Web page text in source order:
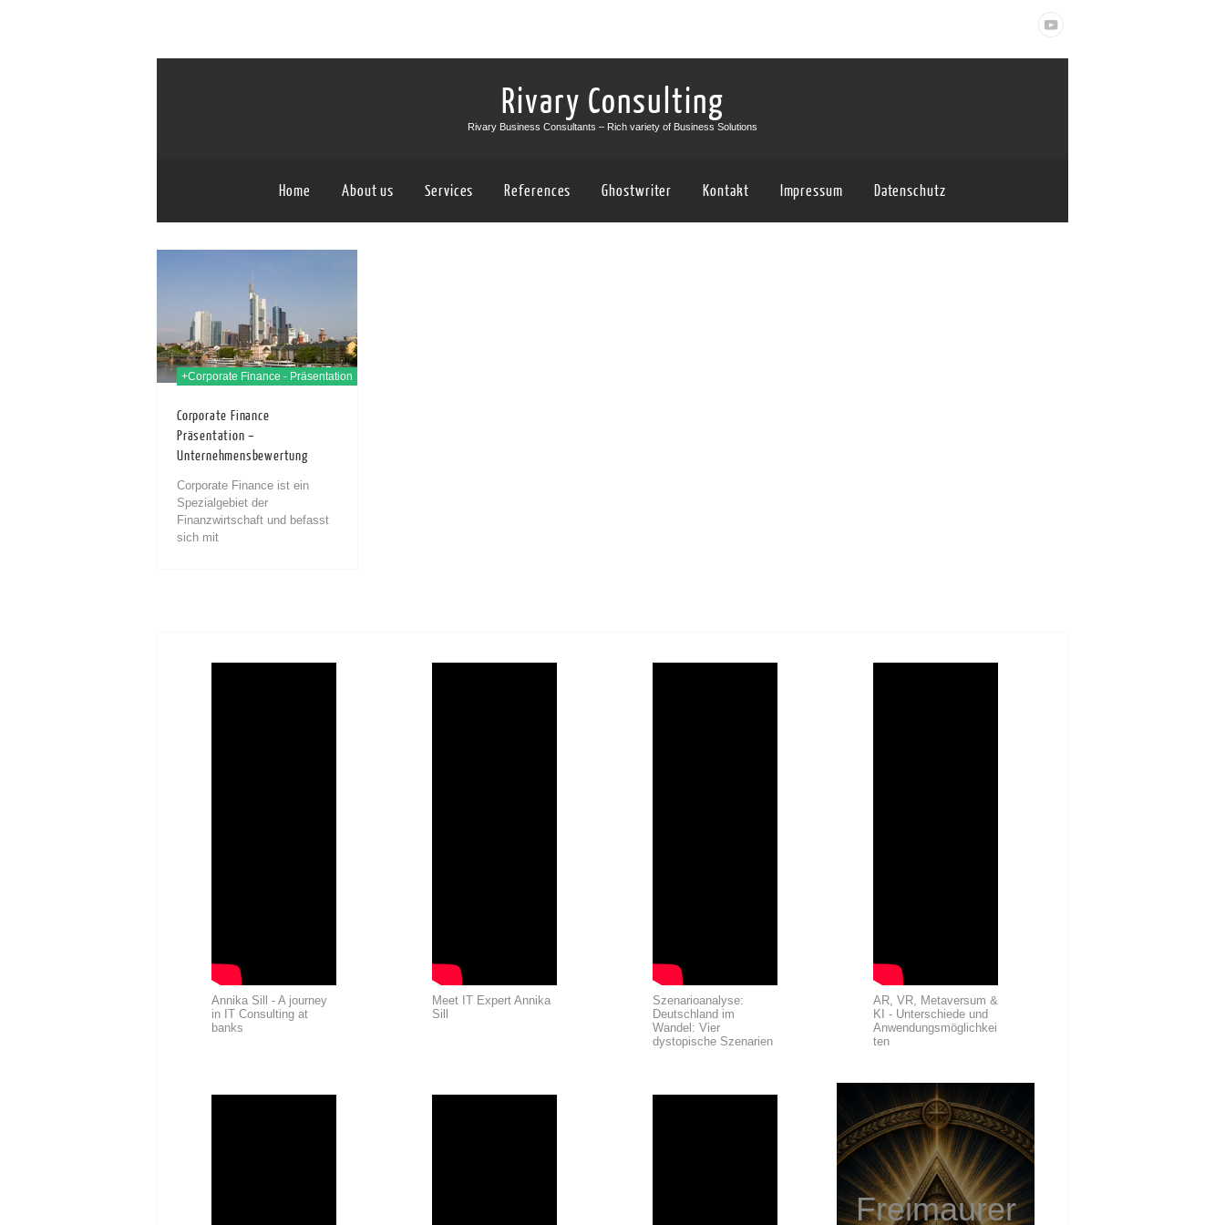
Rivary Consulting
Rivary Business Consultants – Rich variety of Business Solutions
Home About us Services References Ghostwriter Kontakt Impressum Datenschutz
+Corporate Finance - Präsentation
Corporate Finance
Präsentation –
Unternehmensbewertung
Corporate Finance ist ein
Spezialgebiet der
Finanzwirtschaft und befasst
sich mit
Annika Sill - A journey
in IT Consulting at
banks
Meet IT Expert Annika
Sill
Szenarioanalyse:
Deutschland im
Wandel: Vier
dystopische Szenarien
AR, VR, Metaversum &
KI - Unterschiede und
Anwendungsmöglichkei
ten
Freimaurer